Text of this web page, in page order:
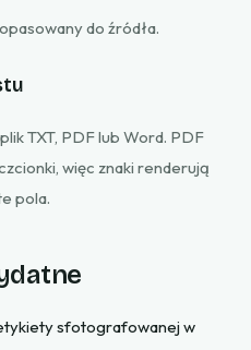
do źródła.
TXT, PDF lub Word. PDF
więc znaki renderują
pola.
sfotografowanej w